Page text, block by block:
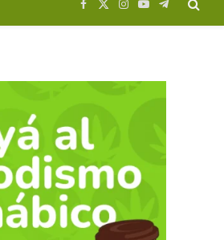
Facebook
X
(Twitter)
Instagram
YouTubeTelegram